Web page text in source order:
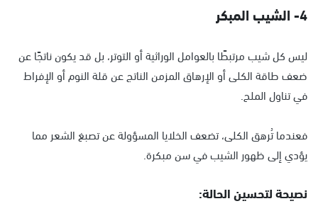
4- الشيب المبكر
ليس كل شيب مرتبطًا بالعوامل الوراثية أو التوتر، بل قد يكون ناتجًا عن
ضعف طاقة الكلى أو الإرهاق المزمن الناتج عن قلة النوم أو الإفراط
في تناول الملح.
فعندما تُرهق الكلى، تضعف الخلايا المسؤولة عن تصبغ الشعر مما
يؤدي إلى ظهور الشيب في سن مبكرة.
نصيحة لتحسين الحالة: